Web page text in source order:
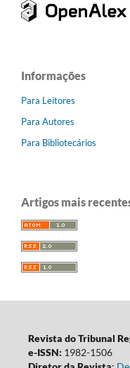
Informações
Para Leitores
Para Autores
Para Bibliotecários
Artigos mais
Revista do Tribunal
e-ISSN: 1982-1506